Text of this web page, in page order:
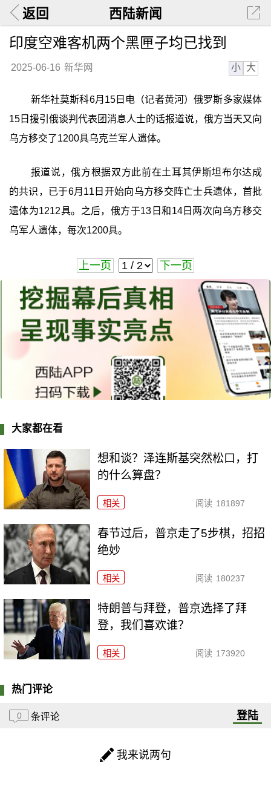
返回 西陆新闻
印度空难客机两个黑匣子均已找到
2025-06-16 新华网 小 大
新华社莫斯科6月15日电（记者黄河）俄罗斯多家媒体
15日援引俄谈判代表团消息人士的话报道说，俄方当天又向
乌方移交了1200具乌克兰军人遗体。
报道说，俄方根据双方此前在土耳其伊斯坦布尔达成
的共识，已于6月11日开始向乌方移交阵亡士兵遗体，首批
遗体为1212具。之后，俄方于13日和14日两次向乌方移交
乌军人遗体，每次1200具。
上一页 下一页
大家都在看
想和谈？泽连斯基突然松口，打
的什么算盘？
相关 阅读 181897
春节过后，普京走了5步棋，招招
绝妙
相关 阅读 180237
特朗普与拜登，普京选择了拜
登，我们喜欢谁？
相关 阅读 173920
热门评论
0 条评论 登陆
我来说两句